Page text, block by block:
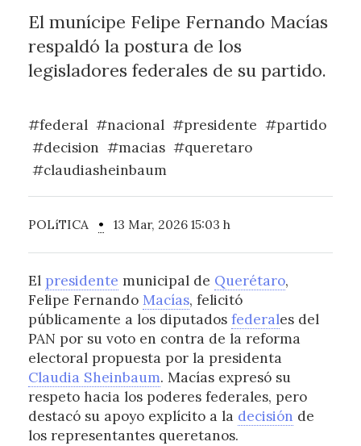
El munícipe Felipe Fernando Macías
respaldó la postura de los
legisladores federales de su partido.
#federal #nacional #presidente #partido
#decision #macias #queretaro
#claudiasheinbaum
POLíTICA • 13 Mar, 2026 15:03 h
El presidente municipal de Querétaro,
Felipe Fernando Macías, felicitó
públicamente a los diputados federales del
PAN por su voto en contra de la reforma
electoral propuesta por la presidenta
Claudia Sheinbaum. Macías expresó su
respeto hacia los poderes federales, pero
destacó su apoyo explícito a la decisión de
los representantes queretanos.